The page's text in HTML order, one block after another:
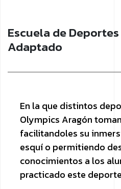
Escuela de
Adaptado
En la que distintos
Olympics Aragón
facilitandoles su
esquí o permitiendo
conocimientos a los
practicado este